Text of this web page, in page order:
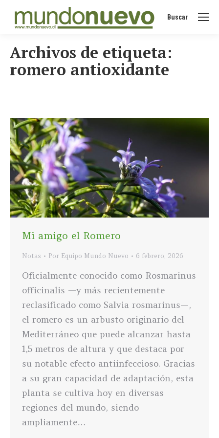
Buscar:
Buscar
Archivos de etiqueta:
romero antioxidante
Mi amigo el Romero
Notas Por Equipo Mundo Nuevo 6 febrero, 2026
Oficialmente conocido como Rosmarinus
officinalis —y más recientemente
reclasificado como Salvia rosmarinus—,
el romero es un arbusto originario del
Mediterráneo que puede alcanzar hasta
1,5 metros de altura y que destaca por
su notable efecto antiinfeccioso. Gracias
a su gran capacidad de adaptación, esta
planta se cultiva hoy en diversas
regiones del mundo, siendo
ampliamente…